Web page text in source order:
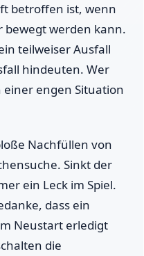
betroffen ist, wenn
bewegt werden kann.
teilweiser Ausfall
hindeuten. Wer
engen Situation
Nachfüllen von
Sinkt der
ein Leck im Spiel.
dass ein
Neustart erledigt
die